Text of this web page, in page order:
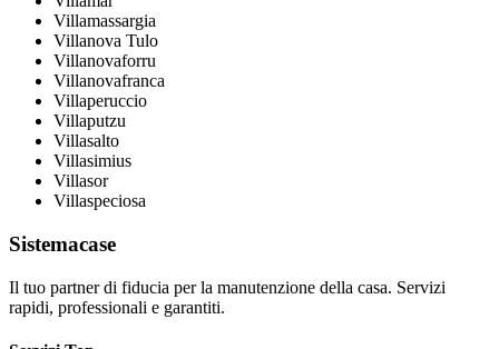
Villamassargia
Villanova Tulo
Villanovaforru
Villanovafranca
Villaperuccio
Villaputzu
Villasalto
Villasimius
Villasor
Villaspeciosa
Sistemacase
Il tuo partner di fiducia per la manutenzione della casa. Servizi
rapidi, professionali e garantiti.